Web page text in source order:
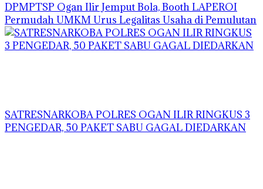
DPMPTSP Ogan Ilir Jemput Bola, Booth LAPEROI
Permudah UMKM Urus Legalitas Usaha di Pemulutan
SATRESNARKOBA POLRES OGAN ILIR RINGKUS 3
PENGEDAR, 50 PAKET SABU GAGAL DIEDARKAN